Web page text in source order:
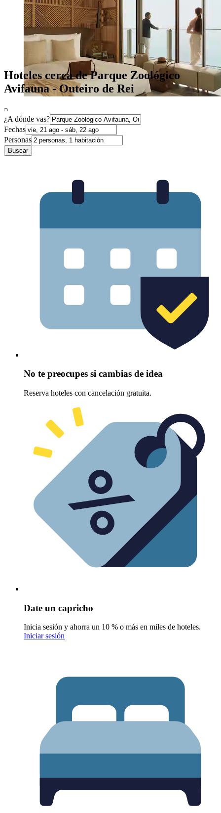
Hoteles cerca de Parque Zoológico
Avifauna - Outeiro de Rei
¿A dónde vas?
Fechas
Personas
Buscar
No te preocupes si cambias de idea
Reserva hoteles con cancelación gratuita.
Date un capricho
Inicia sesión y ahorra un 10 % o más en miles de hoteles.
Iniciar sesión